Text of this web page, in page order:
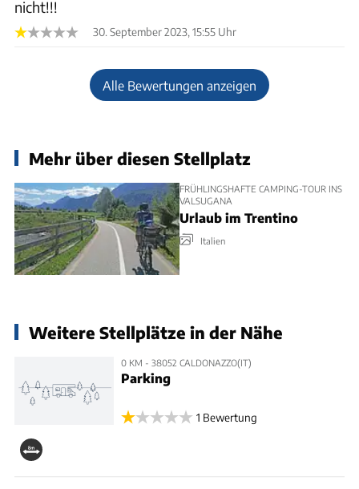
nicht!!!
30. September 2023, 15:55 Uhr
Alle Bewertungen anzeigen
Mehr über diesen Stellplatz
FRÜHLINGSHAFTE CAMPING-TOUR INS
VALSUGANA
Urlaub im Trentino
Italien
Weitere Stellplätze in der Nähe
0 KM - 38052 CALDONAZZO(IT)
Parking
1 Bewertung